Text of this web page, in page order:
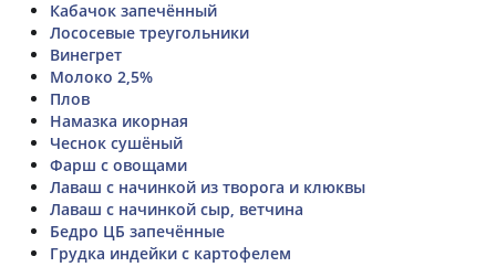
Кабачок запечённый
Лососевые треугольники
Винегрет
Молоко 2,5%
Плов
Намазка икорная
Чеснок сушёный
Фарш с овощами
Лаваш с начинкой из творога и клюквы
Лаваш с начинкой сыр, ветчина
Бедро ЦБ запечённые
Грудка индейки с картофелем